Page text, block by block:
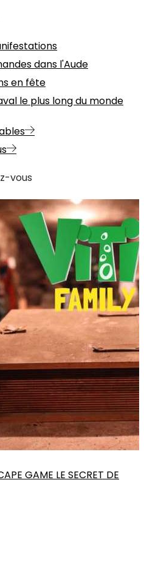
dans l'Aude
en fête
le plus long du monde
vous
GAME LE SECRET DE